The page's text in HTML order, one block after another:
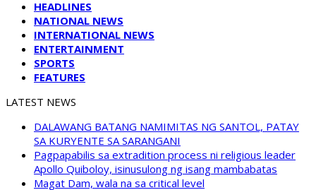
HEADLINES
NATIONAL NEWS
INTERNATIONAL NEWS
ENTERTAINMENT
SPORTS
FEATURES
LATEST NEWS
DALAWANG BATANG NAMIMITAS NG SANTOL, PATAY
SA KURYENTE SA SARANGANI
Pagpapabilis sa extradition process ni religious leader
Apollo Quiboloy, isinusulong ng isang mambabatas
Magat Dam, wala na sa critical level